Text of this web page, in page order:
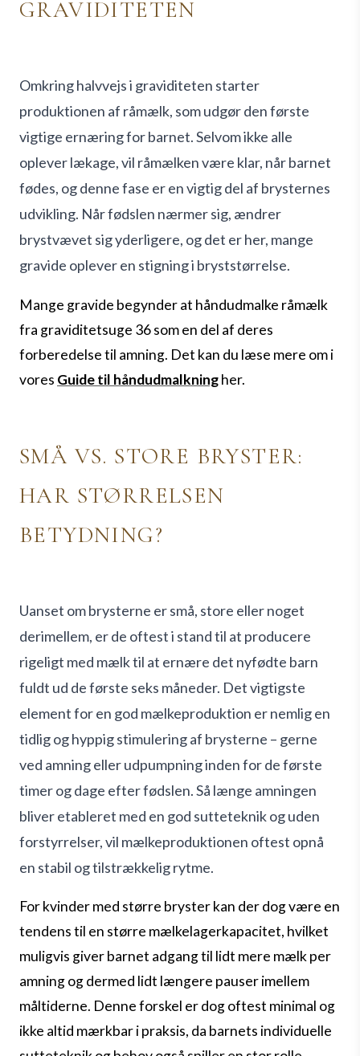
GRAVIDITETEN
Omkring halvvejs i graviditeten starter
produktionen af råmælk, som udgør den første
vigtige ernæring for barnet. Selvom ikke alle
oplever lækage, vil råmælken være klar, når barnet
fødes, og denne fase er en vigtig del af brysternes
udvikling. Når fødslen nærmer sig, ændrer
brystvævet sig yderligere, og det er her, mange
gravide oplever en stigning i bryststørrelse.
Mange gravide begynder at håndudmalke råmælk
fra graviditetsuge 36 som en del af deres
forberedelse til amning. Det kan du læse mere om i
vores Guide til håndudmalkningher.
SMÅ VS. STORE BRYSTER:
HAR STØRRELSEN
BETYDNING?
Uanset om brysterne er små, store eller noget
derimellem, er de oftest i stand til at producere
rigeligt med mælk til at ernære det nyfødte barn
fuldt ud de første seks måneder. Det vigtigste
element for en god mælkeproduktion er nemlig en
tidlig og hyppig stimulering af brysterne – gerne
ved amning eller udpumpning inden for de første
timer og dage efter fødslen. Så længe amningen
bliver etableret med en god sutteteknik og uden
forstyrrelser, vil mælkeproduktionen oftest opnå
en stabil og tilstrækkelig rytme.
For kvinder med større bryster kan der dog være en
tendens til en større mælkelagerkapacitet, hvilket
muligvis giver barnet adgang til lidt mere mælk per
amning og dermed lidt længere pauser imellem
måltiderne. Denne forskel er dog oftest minimal og
ikke altid mærkbar i praksis, da barnets individuelle